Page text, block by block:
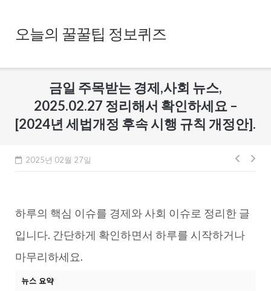
content오늘의 꿀꿀팁 정보퀴즈
금일 주목받는 경제,사회 뉴스,
2025.02.27 정리해서 확인하세요 –
[2024년 세법개정 후속 시행 규칙 개정안].
2025년 02월 27일
글
게
이
하루의 핵심 이슈를 경제와 사회 이슈로 정리한 글
입니다. 간단하게 확인하면서 하루를 시작하거나
마무리하세요.